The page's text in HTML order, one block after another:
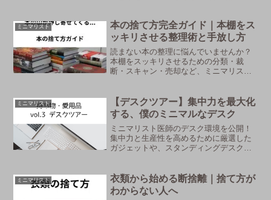
活を送りましょう。
ミニマリスト
本の捨て方完全ガイド｜本棚をス
ッキリさせる整理術と手放し方
読まない本の整理に悩んでいませんか？
本棚をスッキリさせるための分類・裁
断・スキャン・売却など、ミニマリスト
ミニマリスト
【デスクツアー】集中力を最大化
する、僕のミニマルなデスク
ミニマリスト医師のデスク環境を公開！
集中力と生産性を高めるために厳選した
ガジェットや、スタンディングデスクの
ょう。
ミニマリスト
衣類から始める断捨離｜捨て方が
わからない人へ